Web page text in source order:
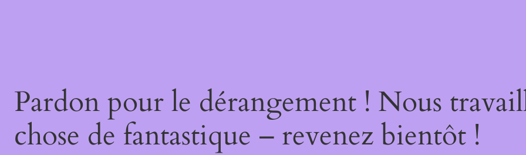
Pardon pour le dérangement ! Nous
chose de fantastique – revenez bientôt !